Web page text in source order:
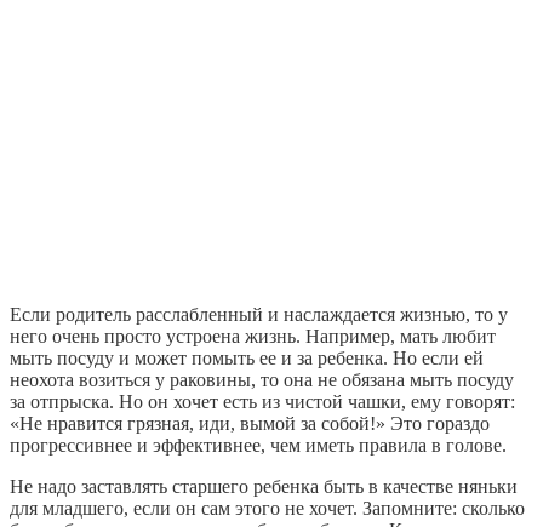
Если родитель расслабленный и наслаждается жизнью, то у
него очень просто устроена жизнь. Например, мать любит
мыть посуду и может помыть ее и за ребенка. Но если ей
неохота возиться у раковины, то она не обязана мыть посуду
за отпрыска. Но он хочет есть из чистой чашки, ему говорят:
«Не нравится грязная, иди, вымой за собой!» Это гораздо
прогрессивнее и эффективнее, чем иметь правила в голове.
Не надо заставлять старшего ребенка быть в качестве няньки
для младшего, если он сам этого не хочет. Запомните: сколько